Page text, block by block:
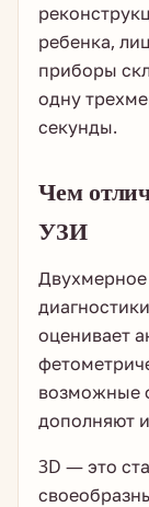
ребенка,
приборы
одну
секунды.
Чем
УЗИ
оценивает
возможные
дополняют
3D — это